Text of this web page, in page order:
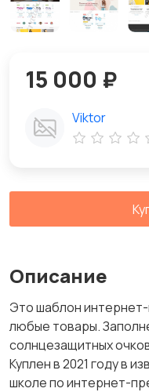
Описание
Это шаблон
любые товары.
солнцезащитных
Куплен в 2021 году в
школе по интернет-
15 000 ₽
Viktor